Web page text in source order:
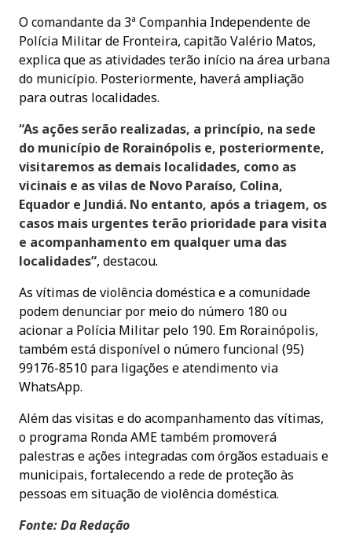
O comandante da 3ª Companhia Independente de
Polícia Militar de Fronteira, capitão Valério Matos,
explica que as atividades terão início na área urbana
do município. Posteriormente, haverá ampliação
para outras localidades.
“As ações serão realizadas, a princípio, na sede
do município de Rorainópolis e, posteriormente,
visitaremos as demais localidades, como as
vicinais e as vilas de Novo Paraíso, Colina,
Equador e Jundiá. No entanto, após a triagem, os
casos mais urgentes terão prioridade para visita
e acompanhamento em qualquer uma das
localidades”, destacou.
As vítimas de violência doméstica e a comunidade
podem denunciar por meio do número 180 ou
acionar a Polícia Militar pelo 190. Em Rorainópolis,
também está disponível o número funcional (95)
99176-8510 para ligações e atendimento via
WhatsApp.
Além das visitas e do acompanhamento das vítimas,
o programa Ronda AME também promoverá
palestras e ações integradas com órgãos estaduais e
municipais, fortalecendo a rede de proteção às
pessoas em situação de violência doméstica.
Fonte: Da Redação